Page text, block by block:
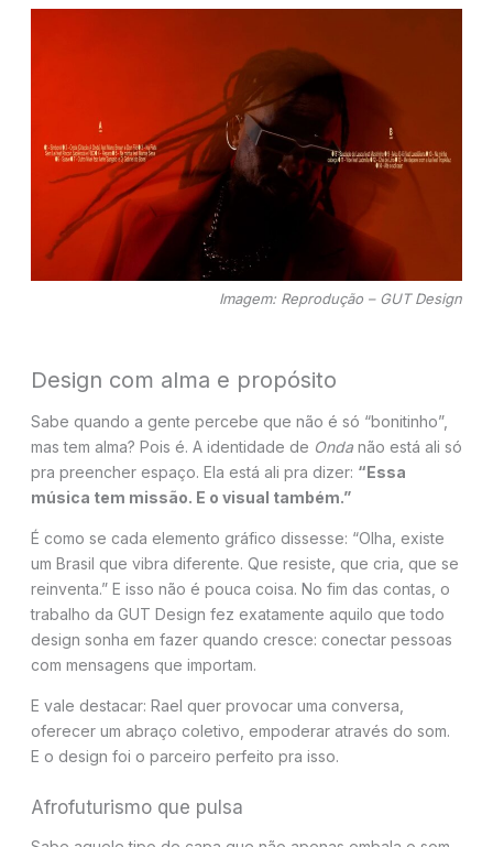
Imagem: Reprodução – GUT Design
Design com alma e propósito
Sabe quando a gente percebe que não é só “bonitinho”,
mas tem alma? Pois é. A identidade de Ondanão está ali só
pra preencher espaço. Ela está ali pra dizer: “Essa
música tem missão. E o visual também.”
É como se cada elemento gráfico dissesse: “Olha, existe
um Brasil que vibra diferente. Que resiste, que cria, que se
reinventa.” E isso não é pouca coisa. No fim das contas, o
trabalho da GUT Design fez exatamente aquilo que todo
design sonha em fazer quando cresce: conectar pessoas
com mensagens que importam.
E vale destacar: Rael quer provocar uma conversa,
oferecer um abraço coletivo, empoderar através do som.
E o design foi o parceiro perfeito pra isso.
Afrofuturismo que pulsa